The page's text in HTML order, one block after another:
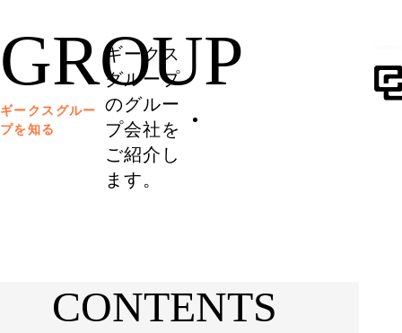
ギークスグルー
プを知る
GROUP
ギークス
グループ
のグルー
プ会社を
ご紹介し
ます。
CONTENTS